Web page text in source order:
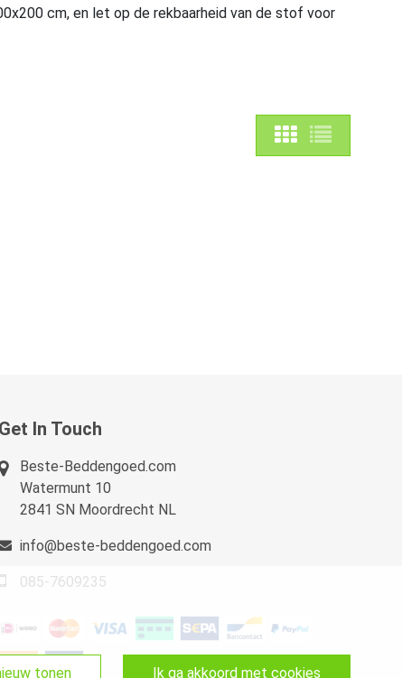
cm, en let op de rekbaarheid van de stof voor
Get In Touch
Beste-Beddengoed.com
Watermunt 10
2841 SN Moordrecht NL
info@beste-beddengoed.com
085-7609235
ik ga akkoord met cookies
tonen